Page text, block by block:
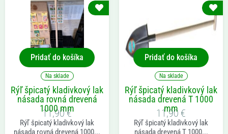
Pridať do košíka
Na sklade
Rýľ špicatý kladivkový lak
násada rovná drevená
1000 mm
11,90€
Rýľ špicatý kladivkový lak
násada rovná drevená 1000...
Pridať do košíka
Na sklade
Rýľ špicatý kladivkový lak
násada drevená T 1000
mm
11,90 €
Rýľ špicatý kladivkový lak
násada drevená T 1000...